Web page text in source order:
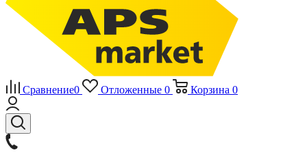
Сравнение0 Отложенные 0 Корзина 0